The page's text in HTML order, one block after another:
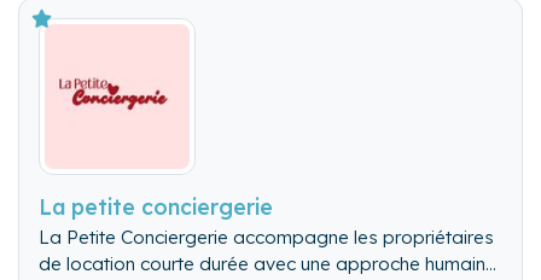
expérience inoubliable à vos locataires.
La petite conciergerie
La Petite Conciergerie accompagne les propriétaires
de location courte durée avec une approche humaine,